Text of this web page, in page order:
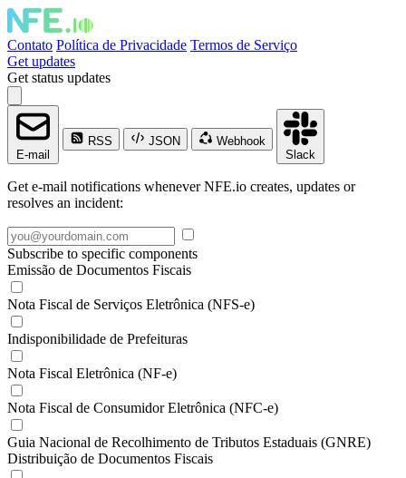
Contato Política de Privacidade Termos de Serviço
Get updates
Get status updates
E-mail
RSS JSON
Webhook
Slack
Get e-mail notifications whenever NFE.io creates, updates or
resolves an incident:
Subscribe to specific components
Emissão de Documentos Fiscais
Nota Fiscal de Serviços Eletrônica (NFS-e)
Indisponibilidade de Prefeituras
Nota Fiscal Eletrônica (NF-e)
Nota Fiscal de Consumidor Eletrônica (NFC-e)
Guia Nacional de Recolhimento de Tributos Estaduais (GNRE)
Distribuição de Documentos Fiscais